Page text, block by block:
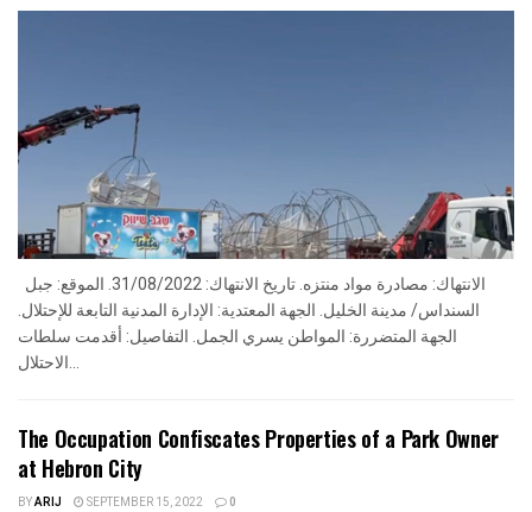
السنداس/ مدينة الخليل. الجهة المعتدية: الإدارة المدنية التابعة للإحتلال.
الجهة المتضررة: المواطن يسري الجمل. التفاصيل: أقدمت سلطات
The Occupation Confiscates Properties of a Park Owner
at Hebron City
BYARIJ SEPTEMBER 15, 2022 0